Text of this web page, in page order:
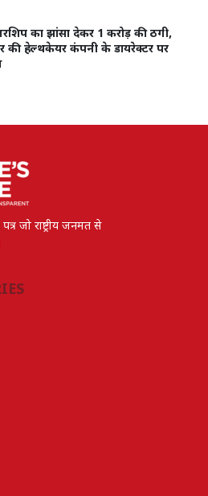
का झांसा देकर 1 करोड़ की ठगी,
की हेल्थकेयर कंपनी के डायरेक्टर पर
जो राष्ट्रीय जनमत से